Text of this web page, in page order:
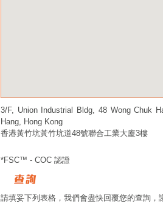
3/F, Union Industrial Bldg, 48 Wong Chuk
Hang, Hong Kong
香港黃竹坑黃竹坑道48號聯合工業大廈3樓
*FSC™ - COC 認證
請填妥下列表格，我們會盡快回覆您的查詢，